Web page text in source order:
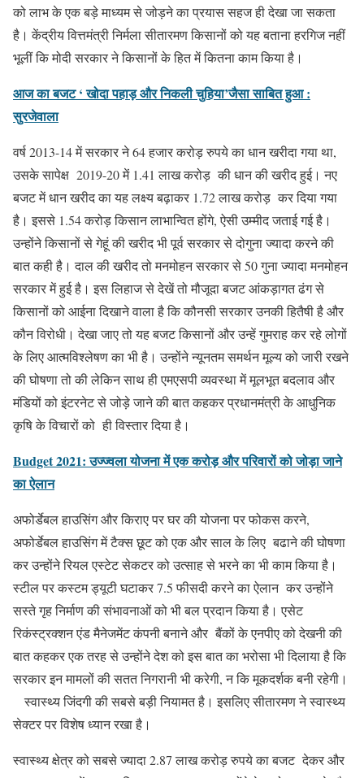
को लाभ के एक बड़े माध्यम से जोड़ने का प्रयास सहज ही देखा जा सकता
है। केंद्रीय वित्तमंत्री निर्मला सीतारमण किसानों को यह बताना हरगिज नहीं
भूलीं कि मोदी सरकार ने किसानों के हित में कितना काम किया है।
आज का बजट ‘ खोदा पहाड़ और निकली चुहिया’जैसा साबित हुआ :
सुरजेवाला
वर्ष 2013-14 में सरकार ने 64 हजार करोड़ रुपये का धान खरीदा गया था,
उसके सापेक्ष 2019-20 में 1.41 लाख करोड़ की धान की खरीद हुई। नए
बजट में धान खरीद का यह लक्ष्य बढ़ाकर 1.72 लाख करोड़ कर दिया गया
है। इससे 1.54 करोड़ किसान लाभान्वित होंगे, ऐसी उम्मीद जताई गई है।
उन्होंने किसानों से गेहूं की खरीद भी पूर्व सरकार से दोगुना ज्यादा करने की
बात कही है। दाल की खरीद तो मनमोहन सरकार से 50 गुना ज्यादा मनमोहन
सरकार में हुई है। इस लिहाज से देखें तो मौजूदा बजट आंकड़ागत ढंग से
किसानों को आईना दिखाने वाला है कि कौनसी सरकार उनकी हितैषी है और
कौन विरोधी। देखा जाए तो यह बजट किसानों और उन्हें गुमराह कर रहे लोगों
के लिए आत्मविश्लेषण का भी है। उन्होंने न्यूनतम समर्थन मूल्य को जारी रखने
की घोषणा तो की लेकिन साथ ही एमएसपी व्यवस्था में मूलभूत बदलाव और
मंडियों को इंटरनेट से जोड़े जाने की बात कहकर प्रधानमंत्री के आधुनिक
कृषि के विचारों को ही विस्तार दिया है।
Budget 2021: उज्ज्वला योजना में एक करोड़ और परिवारों को जोड़ा जाने
का ऐलान
अफोर्डेबल हाउसिंग और किराए पर घर की योजना पर फोकस करने,
अफोर्डेबल हाउसिंग में टैक्स छूट को एक और साल के लिए बढाने की घोषणा
कर उन्होंने रियल एस्टेट सेकटर को उत्साह से भरने का भी काम किया है।
स्टील पर कस्टम ड्यूटी घटाकर 7.5 फीसदी करने का ऐलान कर उन्होंने
सस्ते गृह निर्माण की संभावनाओं को भी बल प्रदान किया है। एसेट
रिकंस्ट्रक्शन एंड मैनेजमेंट कंपनी बनाने और बैंकों के एनपीए को देखनी की
बात कहकर एक तरह से उन्होंने देश को इस बात का भरोसा भी दिलाया है कि
सरकार इन मामलों की सतत निगरानी भी करेगी, न कि मूकदर्शक बनी रहेगी।
स्वास्थ्य जिंदगी की सबसे बड़ी नियामत है। इसलिए सीतारमण ने स्वास्थ्य
सेक्टर पर विशेष ध्यान रखा है।
स्वास्थ्य क्षेत्र को सबसे ज्यादा 2.87 लाख करोड़ रुपये का बजट देकर और